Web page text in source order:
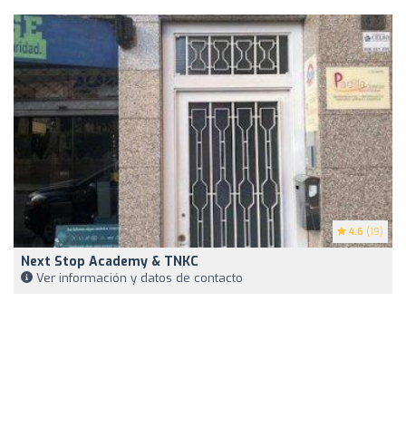
4.6 (19)
Next Stop Academy & TNKC
Ver información y datos de contacto